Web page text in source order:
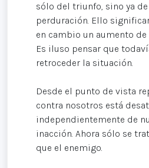
sólo del triunfo, sino ya
perduración. Ello
en cambio un aumento
Es iluso pensar que
retroceder la situación.
Desde el punto de vista
contra nosotros está
independientemente de
inacción. Ahora sólo se
que el enemigo.